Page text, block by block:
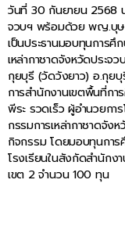
วันที่ 30 กันยายน 2568
จวบฯ พร้อมด้วย พญ.บุษ
เป็นประธานมอบทุนการศึ
เหล่ากาชาดจังหวัดประจ
กุยบุรี (วัดวังยาว) อ.กุย
การสำนักงานเขตพื้นที่ก
พีระ รวดเร็ว ผู้อำนวยก
กรรมการเหล่ากาชาดจัง
กิจกรรม โดยมอบทุนการ
โรงเรียนในสังกัดสำนักง
เขต 2 จำนวน 100 ทุน